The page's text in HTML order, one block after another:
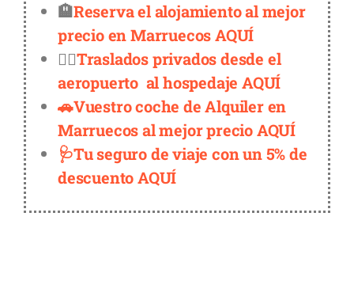
🏨Reserva el alojamiento al mejor
precio en Marruecos AQUÍ
👨‍✈️Traslados privados desde el
aeropuerto al hospedaje AQUÍ
🚗Vuestro coche de Alquiler en
Marruecos al mejor precio AQUÍ
🩺Tu seguro de viaje con un 5% de
descuento AQUÍ